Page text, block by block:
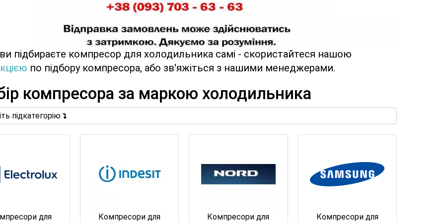
підбираєте компресор для холодильника самі - скористайтеся нашою
по підбору компресора, або зв'яжіться з нашими менеджерами.
компресора за маркою холодильника
підкатегорію
для Компресори для Компресори для Компресори для